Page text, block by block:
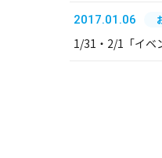
2017.01.06
1/31・2/1「イベ